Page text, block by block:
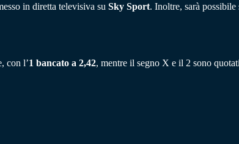
in diretta televisiva su Sky Sport. Inoltre, sarà possibile
con l’1 bancato a 2,42, mentre il segno X e il 2 sono